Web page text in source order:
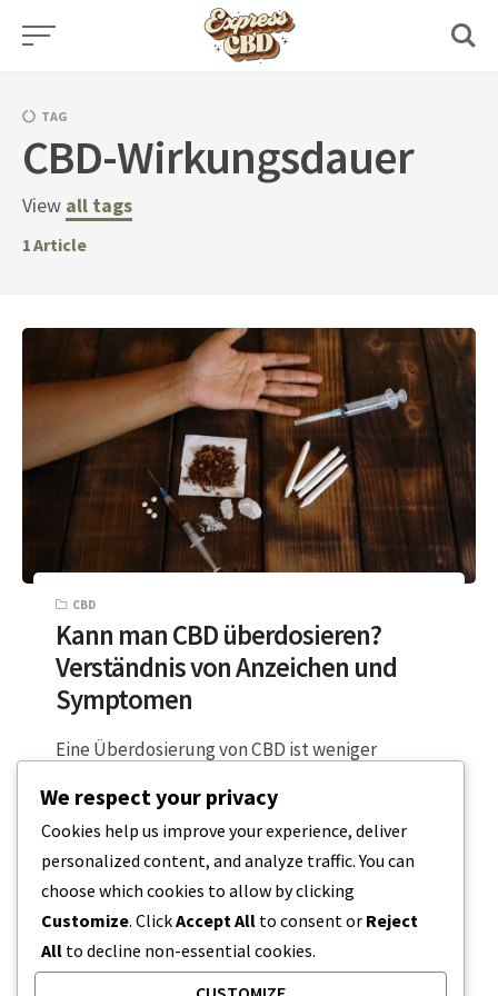
Skip
TAG
CBD-Wirkungsdauer
View all tags
1Article
CBD
Kann man CBD überdosieren?
Verständnis von Anzeichen und
Symptomen
Eine Überdosierung von CBD ist weniger
darüber. Es ist eine der vielen…
4 MINUTEN LESEZEIT 20. DEZEMBER 2023
We respect your privacy
Cookies help us improve your experience, deliver
personalized content, and analyze traffic. You can
choose which cookies to allow by clicking
Customize. ClickAccept All to consent or Reject
All to decline non-essential cookies.